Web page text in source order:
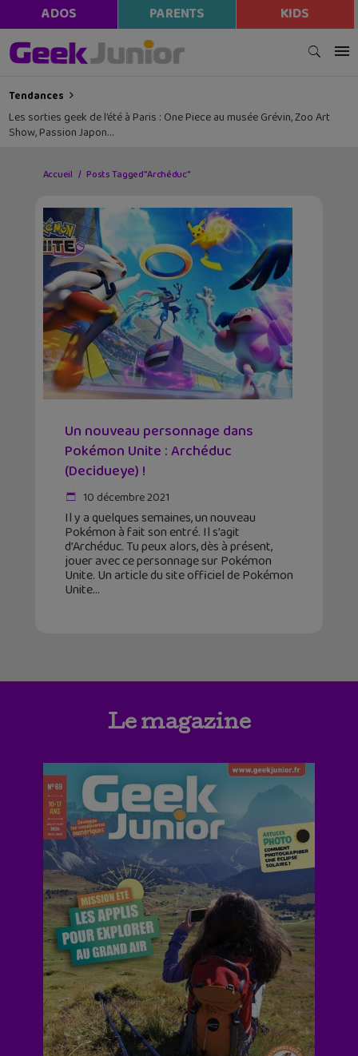
ADOS PARENTS KIDS
Tendances
Les sorties geek de l’été à Paris : One Piece au musée Grévin, Zoo Art
Show, Passion Japon…
Accueil Posts Tagged "Archéduc"
Un nouveau personnage dans
Pokémon Unite : Archéduc
(Decidueye) !
10 décembre 2021
Il y a quelques semaines, un nouveau
Pokémon à fait son entré. Il s’agit
d’Archéduc. Tu peux alors, dès à présent,
jouer avec ce personnage sur Pokémon
Unite. Un article du site officiel de Pokémon
Unite
Le magazine